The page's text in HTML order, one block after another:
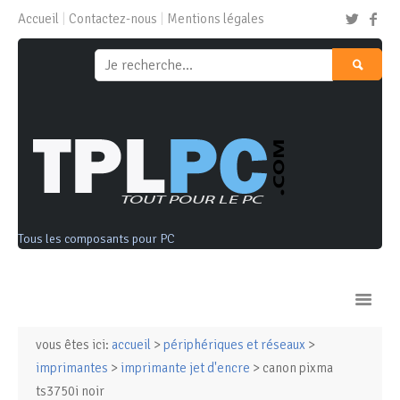
Accueil Contactez-nous Mentions légales
Tous les composants pour PC
Ordinateurs & Tablettes
vous êtes ici: accueil > périphériques et réseaux >
imprimantes > imprimante jet d'encre > canon pixma
ts3750i noir